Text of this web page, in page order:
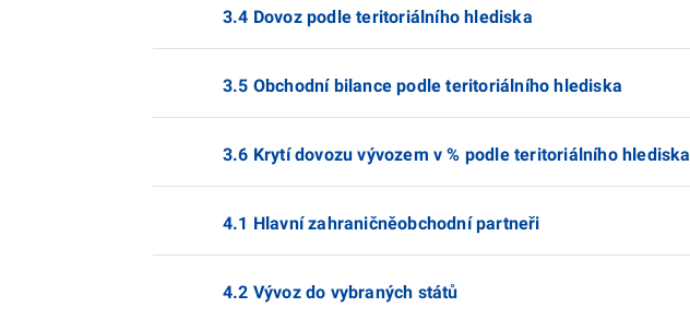
3.4 Dovoz podle teritoriálního hlediska
3.5 Obchodní bilance podle teritoriálního hlediska
3.6 Krytí dovozu vývozem v % podle teritoriálního hlediska
4.1 Hlavní zahraničněobchodní partneři
4.2 Vývoz do vybraných států